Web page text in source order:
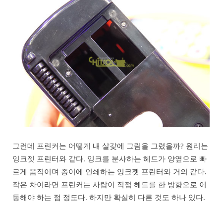
그런데 프린커는 어떻게 내 살갗에 그림을 그렸을까? 원리는
잉크젯 프린터와 같다. 잉크를 분사하는 헤드가 양옆으로 빠
르게 움직이며 종이에 인쇄하는 잉크젯 프린터와 거의 같다.
작은 차이라면 프린커는 사람이 직접 헤드를 한 방향으로 이
동해야 하는 점 정도다. 하지만 확실히 다른 것도 하나 있다.